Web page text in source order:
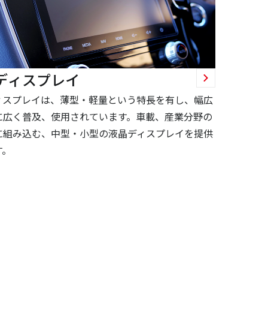
ィスプレイ
プレイは、薄型・軽量という特長を有し、幅広
く普及、使用されています。車載、産業分野の
み込む、中型・小型の液晶ディスプレイを提供